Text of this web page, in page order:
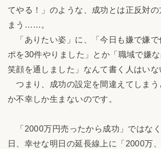
てやる！」のような、成功とは正反対
まう……。
「ありたい姿」に、「今日も嫌で嫌で
ポを30件やりました」とか「職域で嫌な
笑顔を通しました」なんて書く人はいな
つまり、成功の設定を間違えてしまう
か不幸しか生まないのです。
「2000万円売ったから成功」ではな
日、幸せな明日の延長線上に「2000万